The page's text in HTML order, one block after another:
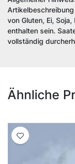
von Gluten, Ei,
enthalten sein.
vollständig
Ähnliche